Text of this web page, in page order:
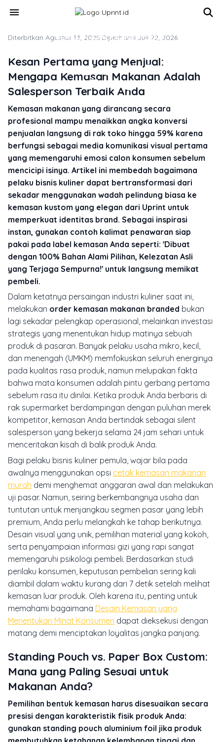
menu
KEMASAN & PACKAGING PRODUK
Order Kemasan Makanan Branded:
Panduan Lengkap Bikin Produk Jadi
Bintang
Diterbitkan Agustus 13, 2025·Diperbarui Juli 22, 2026
Kesan Pertama yang Menjual:
Mengapa Kemasan Makanan Adalah
Salesperson Terbaik Anda
Kemasan makanan yang dirancang secara
profesional mampu menaikkan angka konversi
penjualan langsung di rak toko hingga 59% karena
berfungsi sebagai media komunikasi visual pertama
yang memengaruhi emosi calon konsumen sebelum
mencicipi isinya. Artikel ini membedah bagaimana
pelaku bisnis kuliner dapat bertransformasi dari
sekadar menggunakan wadah pelindung biasa ke
kemasan kustom yang elegan dari Uprint untuk
memperkuat identitas brand. Sebagai inspirasi
instan, gunakan contoh kalimat penawaran siap
pakai pada label kemasan Anda seperti: 'Dibuat
dengan 100% Bahan Alami Pilihan, Kelezatan Asli
yang Terjaga Sempurna!' untuk langsung memikat
pembeli.
Dalam ketatnya persaingan industri kuliner saat ini,
melakukan order kemasan makanan branded bukan
lagi sekadar pelengkap operasional, melainkan investasi
strategis yang menentukan hidup matinya sebuah
produk di pasaran. Banyak pelaku usaha mikro, kecil,
dan menengah (UMKM) memfokuskan seluruh energinya
pada kualitas rasa produk, namun melupakan fakta
bahwa mata konsumen adalah pintu gerbang pertama
sebelum rasa itu dinilai. Ketika produk Anda berbaris di
rak supermarket berdampingan dengan puluhan merek
kompetitor, kemasan Anda bertindak sebagai silent
salesperson yang bekerja selama 24 jam sehari untuk
menceritakan kisah di balik produk Anda.
Bagi pelaku bisnis kuliner pemula, wajar bila pada
awalnya menggunakan opsi cetak kemasan makanan
murah demi menghemat anggaran awal dan melakukan
uji pasar. Namun, seiring berkembangnya usaha dan
tuntutan untuk menjangkau segmen pasar yang lebih
premium, Anda perlu melangkah ke tahap berikutnya.
Desain visual yang unik, pemilihan material yang kokoh,
serta penyampaian informasi gizi yang rapi sangat
memengaruhi psikologi pembeli. Berdasarkan studi
perilaku konsumen, keputusan pembelian sering kali
diambil dalam waktu kurang dari 7 detik setelah melihat
kemasan luar produk. Oleh karena itu, penting untuk
memahami bagaimana Desain Kemasan yang
Menentukan Minat Konsumen dapat dieksekusi dengan
matang demi menciptakan loyalitas jangka panjang.
Standing Pouch vs. Paper Box Custom:
Mana yang Paling Sesuai untuk
Makanan Anda?
Pemilihan bentuk kemasan harus disesuaikan secara
presisi dengan karakteristik fisik produk Anda:
gunakan standing pouch aluminium foil jika produk